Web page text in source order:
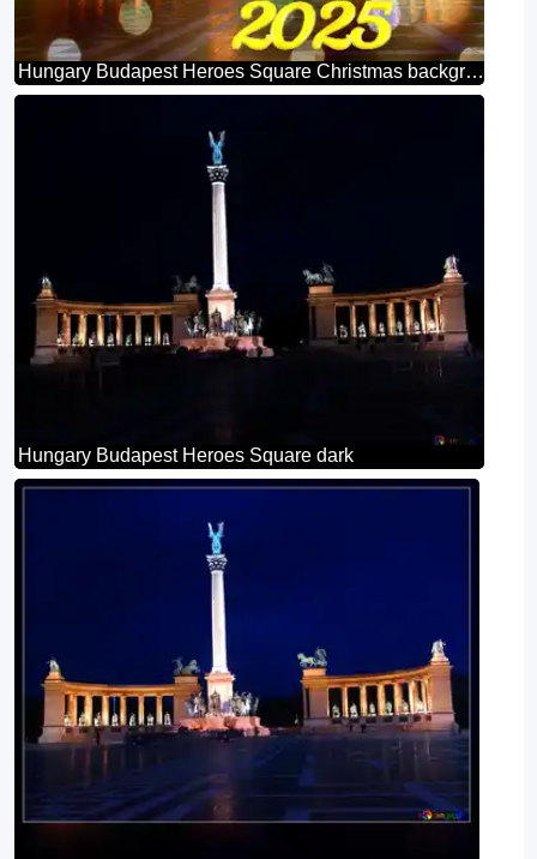
Hungary Budapest Heroes Square Christmas background 2025
Hungary Budapest Heroes Square dark